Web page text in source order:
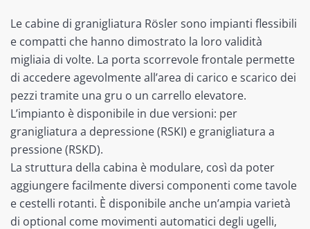
Le cabine di granigliatura Rösler sono impianti flessibili
e compatti che hanno dimostrato la loro validità
migliaia di volte. La porta scorrevole frontale permette
di accedere agevolmente all’area di carico e scarico dei
pezzi tramite una gru o un carrello elevatore.
L’impianto è disponibile in due versioni: per
granigliatura a depressione (RSKI) e granigliatura a
pressione (RSKD).
La struttura della cabina è modulare, così da poter
aggiungere facilmente diversi componenti come tavole
e cestelli rotanti. È disponibile anche un’ampia varietà
di optional come movimenti automatici degli ugelli,